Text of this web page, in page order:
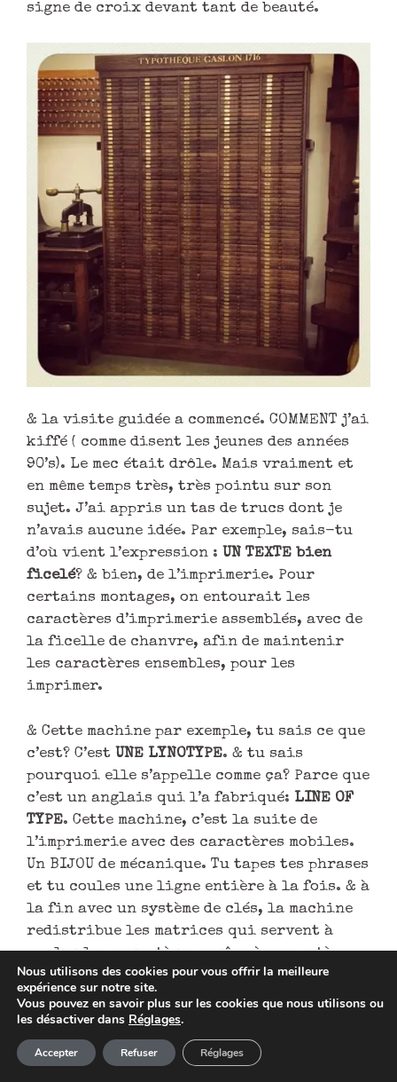
signe de croix devant tant de beauté.
& la visite guidée a commencé. COMMENT j’ai
kiffé ( comme disent les jeunes des années
90’s). Le mec était drôle. Mais vraiment et
en même temps très, très pointu sur son
sujet. J’ai appris un tas de trucs dont je
n’avais aucune idée. Par exemple, sais-tu
d’où vient l’expression : UN TEXTE bien
ficelé? & bien, de l’imprimerie. Pour
certains montages, on entourait les
caractères d’imprimerie assemblés, avec de
la ficelle de chanvre, afin de maintenir
les caractères ensembles, pour les
imprimer.
& Cette machine par exemple, tu sais ce que
c’est? C’est UNE LYNOTYPE. & tu sais
pourquoi elle s’appelle comme ça? Parce que
c’est un anglais qui l’a fabriqué: LINE OF
TYPE. Cette machine, c’est la suite de
l’imprimerie avec des caractères mobiles.
Un BIJOU de mécanique. Tu tapes tes phrases
et tu coules une ligne entière à la fois. & à
la fin avec un système de clés, la machine
redistribue les matrices qui servent à
couler les caractères, grâce à un système
de clefs. Il y en 96 différents. Tu vois le
travail de ouf’ que ça fait? Perso, c’est le
truc que je n’aime vraiment pas faire:
redistribuer les caractères.
Article ajouté au panier
0 Produit - 0,00
Nous utilisons des cookies pour vous offrir la meilleure
expérience sur notre site.
Vous pouvez en savoir plus sur les cookies que nous utilisons ou
les désactiver dans Réglages.
Accepter Refuser Réglages